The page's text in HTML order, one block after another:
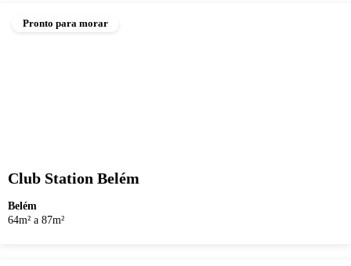
Pronto para morar
Club Station Belém
Belém
64m² a 87m²